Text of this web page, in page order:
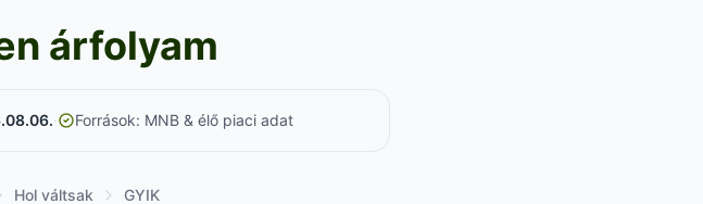
árfolyam
· Források: MNB & élő piaci adat
Hol váltsak GYIK